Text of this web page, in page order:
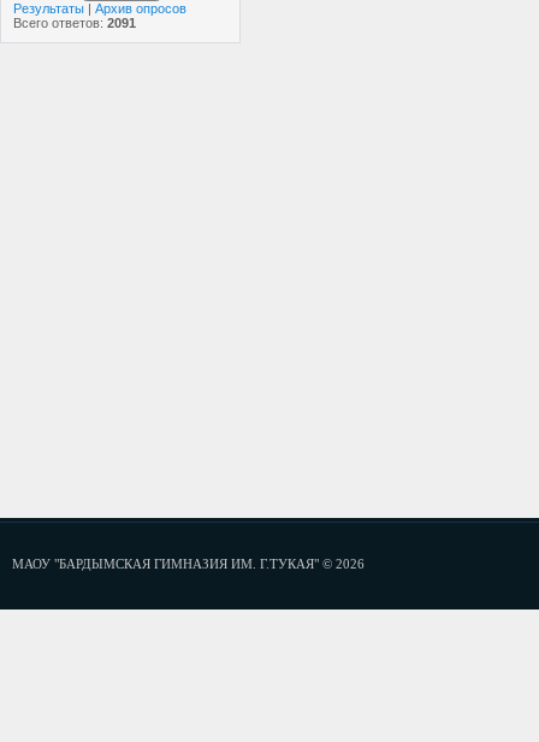
Результаты | Архив опросов
Всего ответов: 2091
МАОУ "БАРДЫМСКАЯ ГИМНАЗИЯ ИМ. Г.ТУКАЯ" © 2026